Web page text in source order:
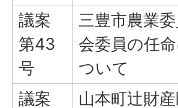
議案
第43
号
三豊市農業委
会委員の任
ついて
議案
山本町辻財